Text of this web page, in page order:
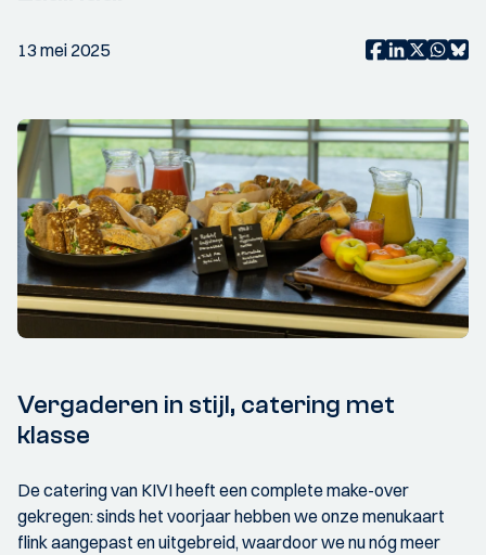
13 mei 2025
Vergaderen in stijl, catering met
klasse
De catering van KIVI heeft een complete make-over
gekregen: sinds het voorjaar hebben we onze menukaart
flink aangepast en uitgebreid, waardoor we nu nóg meer